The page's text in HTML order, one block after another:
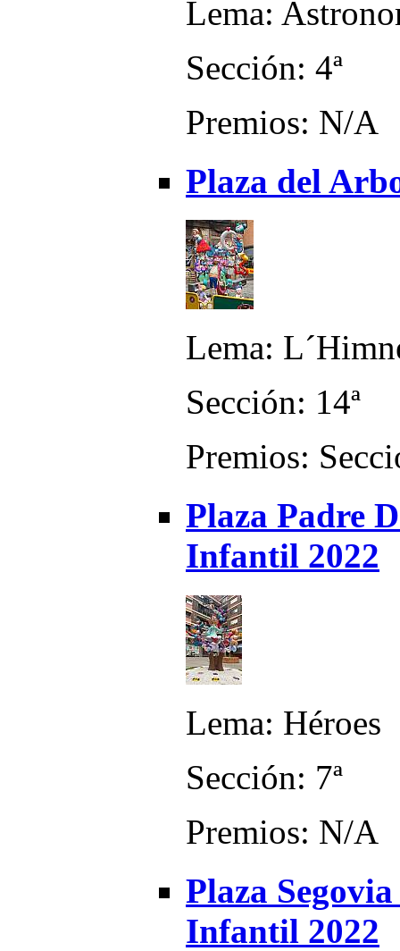
Lema:
Sección: 4ª
Premios: N/A
Plaza del
Lema:
Sección: 14ª
Premios:
Plaza Padre
Infantil 2022
Lema: Héroes
Sección: 7ª
Premios: N/A
Plaza
Infantil 2022